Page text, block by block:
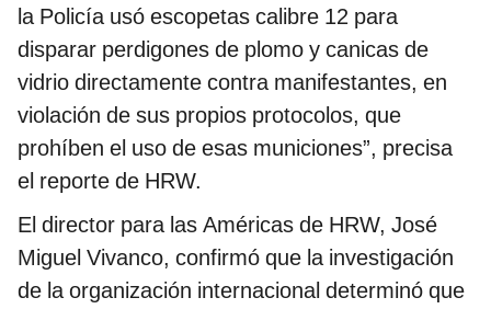
la Policía usó escopetas calibre 12 para
disparar perdigones de plomo y canicas de
vidrio directamente contra manifestantes, en
violación de sus propios protocolos, que
prohíben el uso de esas municiones”, precisa
el reporte de HRW.
El director para las Américas de HRW, José
Miguel Vivanco, confirmó que la investigación
de la organización internacional determinó que